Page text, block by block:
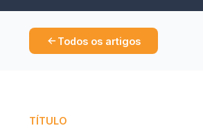
Todos os artigos
TÍTULO